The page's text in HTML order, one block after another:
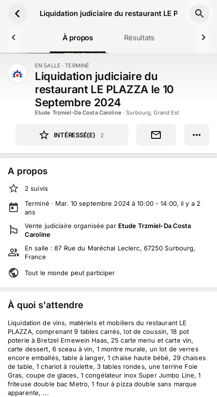
Liquidation judiciaire du restaurant LE PLAZZA le
À propos Résultats
TERMINÉ EN SALLE · TERMINÉ
Liquidation judiciaire du
restaurant LE PLAZZA le 10
Septembre 2024
Etude Trzmiel-Da Costa Caroline ·Surbourg, Grand Est
INTÉRESSÉ(E) 2
A propos
2 suivis
Terminé · Mar. 10 septembre 2024 à 10:00 - 14:00, il y a 2
ans
Vente judiciaire organisée par Etude Trzmiel-Da Costa
Caroline
En salle :87 Rue du Maréchal Leclerc, 67250 Surbourg,
France
Tout le monde peut participer
À quoi s'attendre
Liquidation de vins, matériels et mobiliers du restaurant LE
PLAZZA, comprenant 9 tables carrés, lot de coussin, 18 pot
poterie à Bretzel Ernewein Haas, 25 carte menu et carte vin,
carte dessert, 6 sceau à vin, 1 montre murale, un lot de verres
encore emballés, table à langer, 1 chaise haute bébé, 29 chaises
de table, 1 chariot à roulette, 3 tables rondes, une terrine Foie
Gras, coupe de glaces, 1 congélateur inox Super Jumbo Line, 1
friteuse double bac Metro, 1 four à pizza double sans marque
apparente, ...